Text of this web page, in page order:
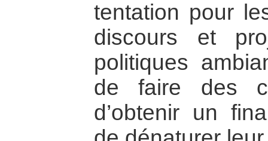
tentation pour
discours et
politiques
de faire des
d’obtenir un